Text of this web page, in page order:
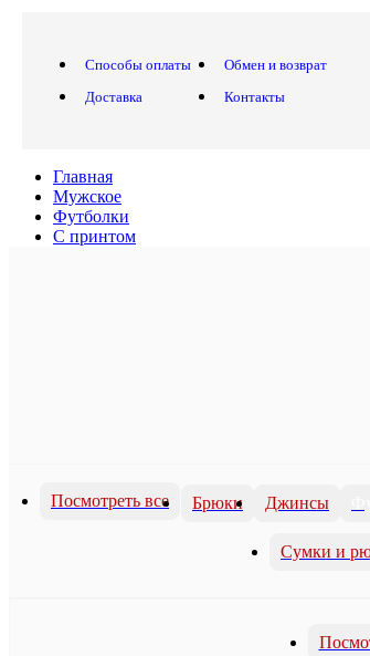
Способы оплаты
Доставка
Обмен и возврат
Контакты
Главная
Мужское
Футболки
С принтом
Посмотреть все Брюки Джинсы
Сумки и